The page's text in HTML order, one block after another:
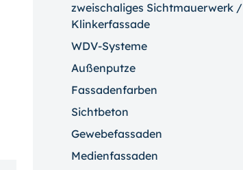
zweischaliges Sichtmauerwerk /
Klinkerfassade
WDV-Systeme
Außenputze
Fassadenfarben
Sichtbeton
Gewebefassaden
Medienfassaden